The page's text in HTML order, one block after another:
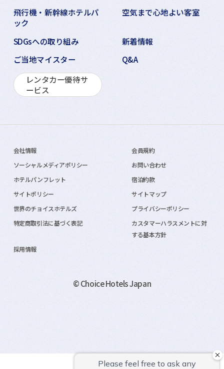
飛行機・新幹線ホテルパ
ック
空気まで心地よい客室
SDGsへの取り組み
新着情報
ご当地マイスター
Q&A
レンタカー優待サ
ービス
会社情報
会員規約
ソーシャルメディアポリシー
お問い合わせ
ホテルパンフレット
宿泊約款
サイトポリシー
サイトマップ
世界のチョイスホテルズ
プライバシーポリシー
特定商取引法に基づく表記
カスタマーハラスメントに対
する基本方針
採用情報
© Choice Hotels Japan